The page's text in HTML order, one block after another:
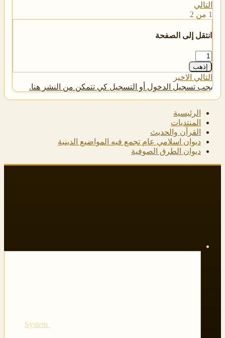
التالي
1 من 2
انتقل إلى الصفحة
إذهب
التالي الاخير
يجب تسجيل الدخول أو التسجيل كي تتمكن من النشر هنا.
الرئيسية
المنتديات
القرأن والحديث
ديوان اسلامي عام تجمع فيه المواضيع الدينية
ديوان الطرق الصوفية